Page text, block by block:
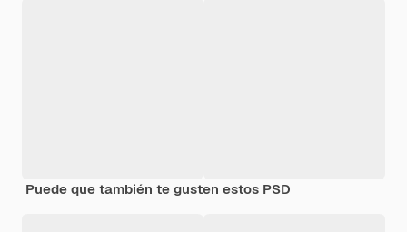
Puede que también te gusten estos PSD